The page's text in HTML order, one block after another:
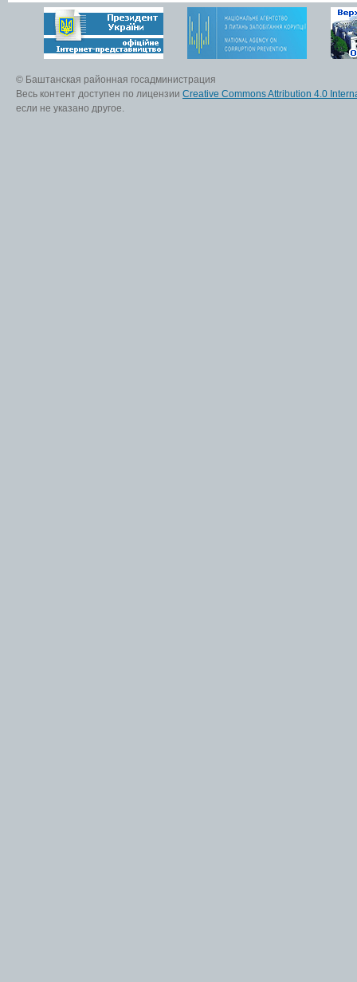
© Баштанская районная госадминистрация
Весь контент доступен по лицензии Creative Commons Attribution 4.0
если не указано другое.